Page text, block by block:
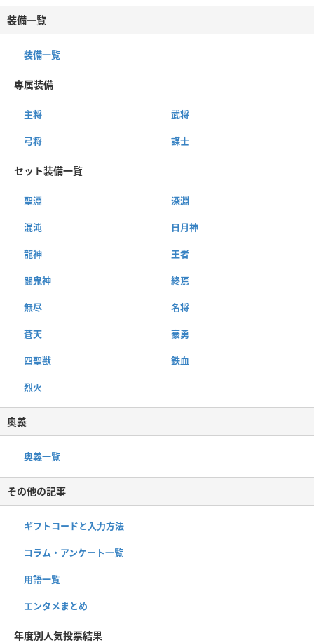
装備一覧
装備一覧
専属装備
主将 武将
弓将 謀士
セット装備一覧
聖淵 深淵
混沌 日月神
龍神 王者
闘鬼神 終焉
無尽 名将
蒼天 豪勇
四聖獣 鉄血
烈火
奥義
奥義一覧
その他の記事
ギフトコードと入力方法
コラム・アンケート一覧
用語一覧
エンタメまとめ
年度別人気投票結果